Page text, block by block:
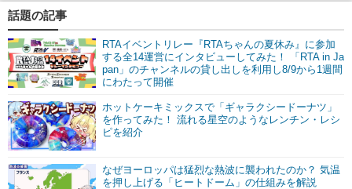
マンガ
ニコニコQ
話題の記事
RTAイベントリレー『RTAちゃんの夏休み』に参加
する全14運営にインタビューしてみた！ 「RTA in Ja
pan」のチャンネルの貸し出しを利用し8/9から1週間
にわたって開催
ホットケーキミックスで「ギャラクシードーナツ」
を作ってみた！ 流れる星空のようなレンチン・レシ
ピを紹介
なぜヨーロッパは猛烈な熱波に襲われたのか？ 気温
を押し上げる「ヒートドーム」の仕組みを解説